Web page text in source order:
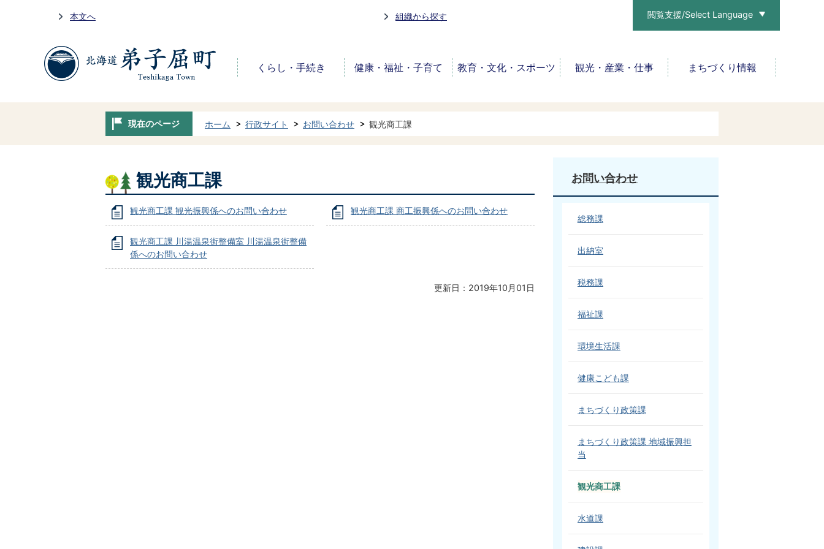
本文へ 組織から探す 閲覧支援/Select Language
くらし・手続き 健康・福祉・子育て 教育・文化・スポーツ 観光・産業・仕事 まちづくり情報
現在のページ ホーム 行政サイト お問い合わせ 観光商工課
観光商工課
観光商工課 観光振興係へのお問い合わせ 観光商工課 商工振興係へのお問い合わせ
観光商工課 川湯温泉街整備室 川湯温泉街整備
係へのお問い合わせ
更新日：2019年10月01日
お問い合わせ
総務課
出納室
税務課
福祉課
環境生活課
健康こども課
まちづくり政策課
まちづくり政策課 地域振興担
当
観光商工課
水道課